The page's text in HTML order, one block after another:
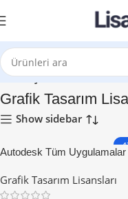
Ana Sayfa
Grafik Tasarım
Show sidebar
-
Autodesk Tüm Uygulamalar
Grafik Tasarım Lisansları